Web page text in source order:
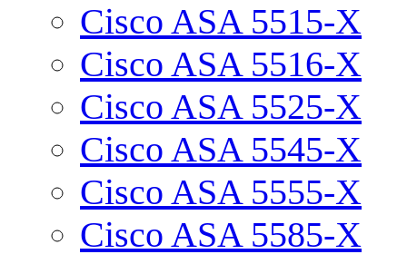
Cisco ASA 5515-X
Cisco ASA 5516-X
Cisco ASA 5525-X
Cisco ASA 5545-X
Cisco ASA 5555-X
Cisco ASA 5585-X